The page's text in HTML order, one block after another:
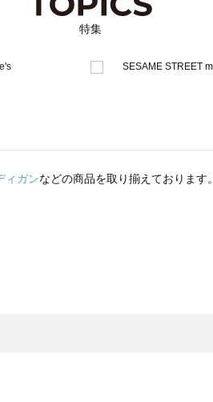
特集
ィガンなどの商品を取り揃えております。
一覧